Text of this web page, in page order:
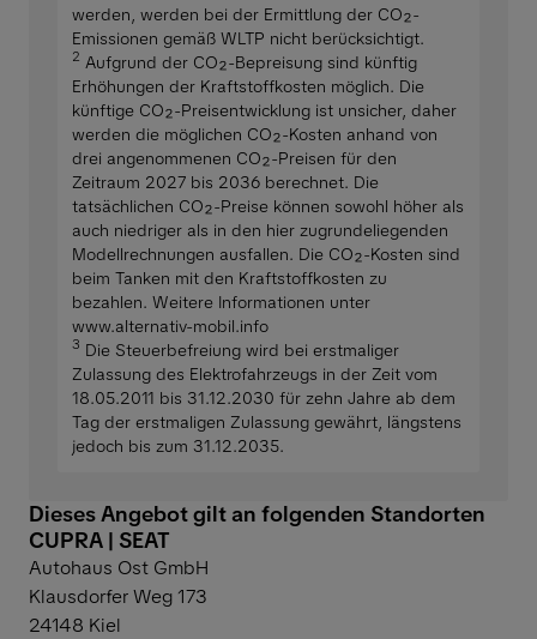
werden, werden bei der Ermittlung der CO₂-
Emissionen gemäß WLTP nicht berücksichtigt.
2 Aufgrund der CO₂-Bepreisung sind künftig
Erhöhungen der Kraftstoffkosten möglich. Die
künftige CO₂-Preisentwicklung ist unsicher, daher
werden die möglichen CO₂-Kosten anhand von
drei angenommenen CO₂-Preisen für den
Zeitraum 2027 bis 2036 berechnet. Die
tatsächlichen CO₂-Preise können sowohl höher als
auch niedriger als in den hier zugrundeliegenden
Modellrechnungen ausfallen. Die CO₂-Kosten sind
beim Tanken mit den Kraftstoffkosten zu
bezahlen. Weitere Informationen unter
www.alternativ-mobil.info
3 Die Steuerbefreiung wird bei erstmaliger
Zulassung des Elektrofahrzeugs in der Zeit vom
18.05.2011 bis 31.12.2030 für zehn Jahre ab dem
Tag der erstmaligen Zulassung gewährt, längstens
jedoch bis zum 31.12.2035.
Dieses Angebot gilt an folgenden Standorten
CUPRA | SEAT
Autohaus Ost GmbH
Klausdorfer Weg 173
24148 Kiel